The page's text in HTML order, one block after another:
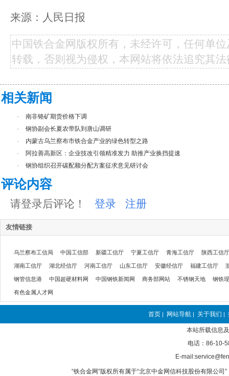
来源：人民日报
中国铁合金网版权所有，未经许可，任何单
转载，否则视为侵权，本网站将依法追究其
相关新闻
·
南非铬矿期货价格下调
·
钢协副会长夏农带队到唐山调研
·
内蒙古乌兰察布市铁合金产业的绿色转型之路
·
阿拉善高新区：企业技改引领精准发力 助推产业换挡提速
·
钢协组织召开碳配额分配方案征求意见研讨会
评论内容
请登录后评论！ 登录 注册
友情链接
乌兰察布工信局 中国工信部 新疆工信厅 宁夏工信厅 青海工信厅 陕西工信厅
湖南工信厅 湖北经信厅 河南工信厅 山东工信厅 安徽经信厅 福建工信厅
钢管信息港 中国超硬材料网 中国钢铁新闻网 商务部网站 不锈钢天地 钢铁
有色金属人才网
首页 | 网站导航 | 关于我们 |
本站所载信息
电话：86-10-
E-
“铁合金网”版权所有属于“北京中金网信科技股份有限公司